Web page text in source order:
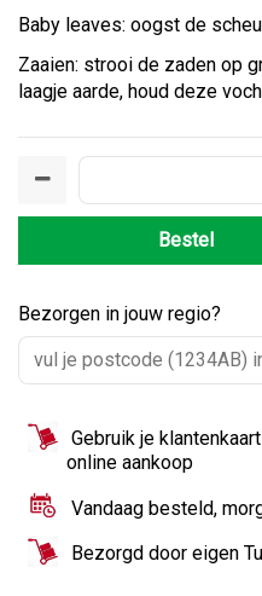
Baby leaves: oogst de
Zaaien: strooi de zaden op
laagje aarde, houd deze
Bezorgen in jouw regio?
Gebruik je
online aankoop
Vandaag besteld,
Bezorgd door eigen